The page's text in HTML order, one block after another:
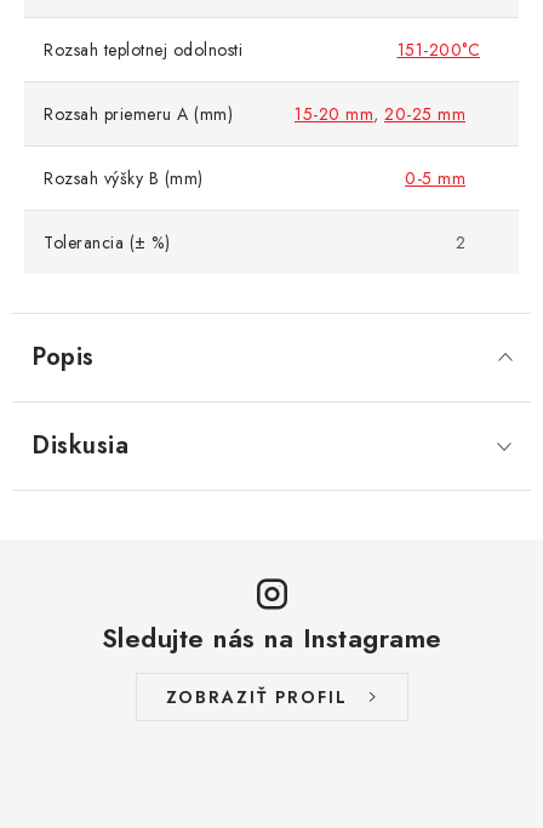
Popis
Rozsah teplotnej odolnosti 151-200°C
Rozsah priemeru A (mm) 15-20 mm, 20-25 mm
Rozsah výšky B (mm) 0-5 mm
Tolerancia (± %) 2
Diskusia
Sledujte nás na Instagrame
ZOBRAZIŤ PROFIL